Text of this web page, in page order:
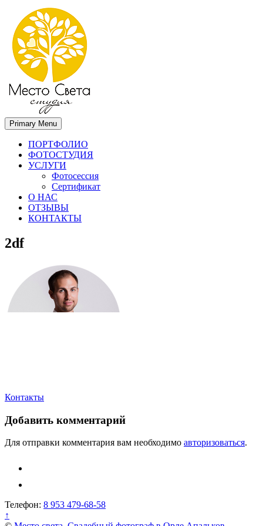
Место света. Свадебный фотограф в Орле Апальков Вячеслав
Свадебный фотограф в Орле
Primary Menu
ПОРТФОЛИО
ФОТОСТУДИЯ
УСЛУГИ
Фотосессия
Сертификат
О НАС
ОТЗЫВЫ
КОНТАКТЫ
2df
Навигация
по
записям
Контакты
Добавить комментарий
Для отправки комментария вам необходимо авторизоваться.
Телефон: 8 953 479-68-58
↑